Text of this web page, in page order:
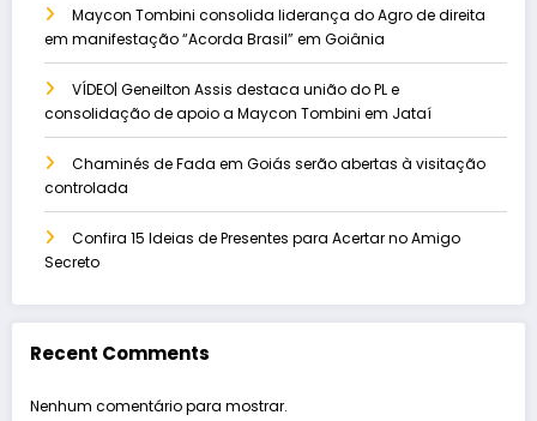
Maycon Tombini consolida liderança do Agro de direita
em manifestação “Acorda Brasil” em Goiânia
VÍDEO| Geneilton Assis destaca união do PL e
consolidação de apoio a Maycon Tombini em Jataí
Chaminés de Fada em Goiás serão abertas à visitação
controlada
Confira 15 Ideias de Presentes para Acertar no Amigo
Secreto
Recent Comments
Nenhum comentário para mostrar.